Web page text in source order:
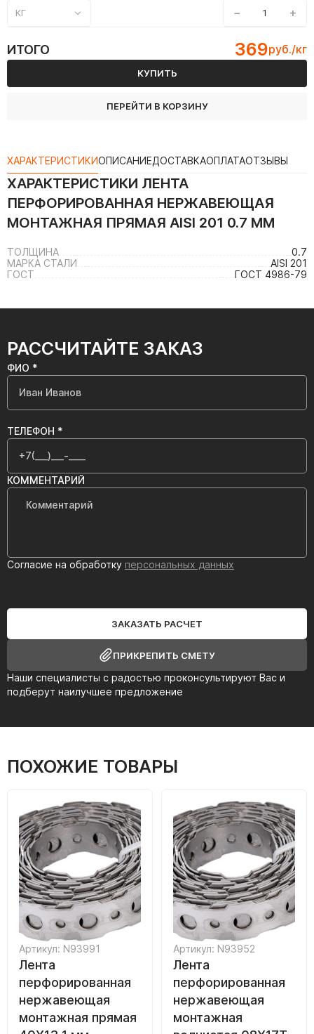
КГ − +
ИТОГО 369руб./кг
КУПИТЬ
ПЕРЕЙТИ В КОРЗИНУ
ХАРАКТЕРИСТИКИОПИСАНИЕДОСТАВКАОПЛАТАОТЗЫВЫ
ХАРАКТЕРИСТИКИ ЛЕНТА
ПЕРФОРИРОВАННАЯ НЕРЖАВЕЮЩАЯ
МОНТАЖНАЯ ПРЯМАЯ AISI 201 0.7 ММ
ТОЛЩИНА
0.7
МАРКА СТАЛИ
AISI 201
ГОСТ
ГОСТ 4986-79
РАССЧИТАЙТЕ ЗАКАЗ
Наши специалисты с радостью проконсультируют Вас и
подберут наилучшее предложение
ФИО *
ТЕЛЕФОН *
КОММЕНТАРИЙ
Согласие на обработку персональных данных
ЗАКАЗАТЬ РАСЧЕТ
ПРИКРЕПИТЬ СМЕТУ
ПОХОЖИЕ ТОВАРЫ
Артикул: N93991
Лента
перфорированная
нержавеющая
монтажная прямая
Артикул: N93952
Лента
перфорированная
нержавеющая
монтажная